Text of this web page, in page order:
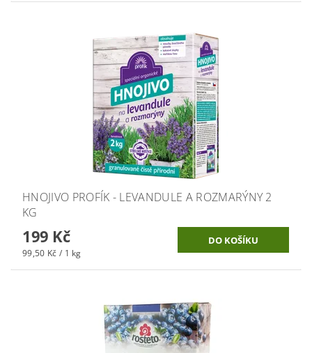
HNOJIVO PROFÍK - LEVANDULE A ROZMARÝNY 2
KG
199 Kč
99,50 Kč / 1 kg